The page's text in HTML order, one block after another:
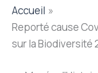
Accueil
Reporté cause
sur la Biodiversité